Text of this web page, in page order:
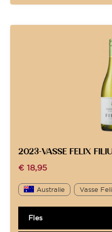
2023-VASSE FELIX
€ 18,95
Australie Vasse
Fles